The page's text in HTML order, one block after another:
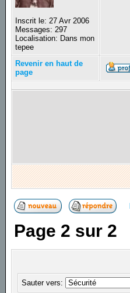
Inscrit le: 27 Avr 2006
Messages: 297
Localisation: Dans mon
tepee
Revenir en haut de
page
Page 2 sur 2
Sauter vers: